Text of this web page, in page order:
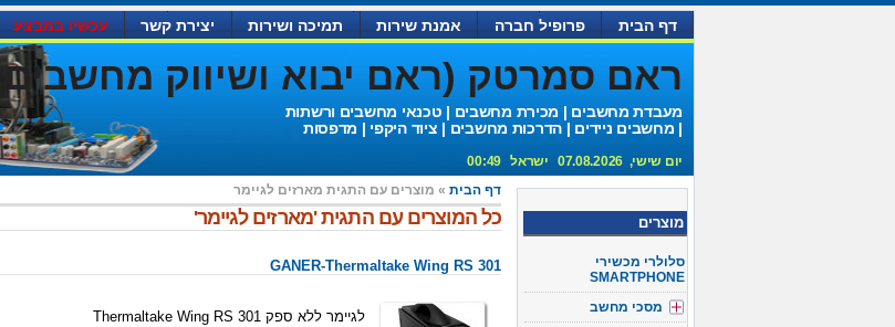
דף הבית פרופיל חברה אמנת שירות תמיכה ושירות יצירת קשר עכשיו במבצע
ראם סמרטק (ראם יבוא ושיווק מחשבים )
מעבדת מחשבים | מכירת מחשבים | טכנאי מחשבים ורשתות
| מחשבים ניידים | הדרכות מחשבים | ציוד היקפי | מדפסות
יום שישי, 07.08.2026 ישראל 00:49
דף הבית » מוצרים עם התגית מארזים לגיימר
כל המוצרים עם התגית 'מארזים לגיימר'
GANER-Thermaltake Wing RS 301
לגיימר ללא ספק Thermaltake Wing RS 301
מוצרים
סלולרי מכשירי
SMARTPHONE
מסכי מחשב